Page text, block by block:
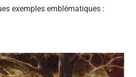
exemples emblématiques :